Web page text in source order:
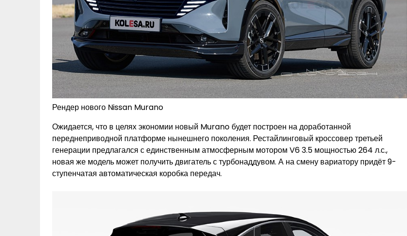
Рендер нового Nissan Murano
Ожидается, что в целях экономии новый Murano будет построен на доработанной
переднеприводной платформе нынешнего поколения. Рестайлинговый кроссовер третьей
генерации предлагался с единственным атмосферным мотором V6 3.5 мощностью 264 л.с.,
новая же модель может получить двигатель с турбонаддувом. А на смену вариатору придёт 9-
ступенчатая автоматическая коробка передач.